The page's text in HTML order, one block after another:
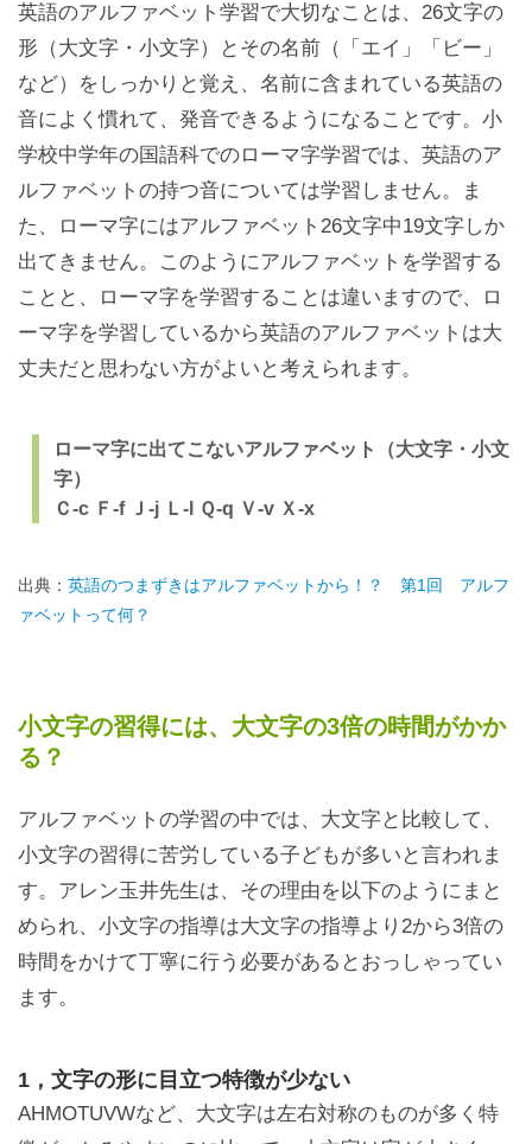
英語のアルファベット学習で大切なことは、26文字の
形（大文字・小文字）とその名前（「エイ」「ビー」
など）をしっかりと覚え、名前に含まれている英語の
音によく慣れて、発音できるようになることです。小
学校中学年の国語科でのローマ字学習では、英語のア
ルファベットの持つ音については学習しません。ま
た、ローマ字にはアルファベット26文字中19文字しか
出てきません。このようにアルファベットを学習する
ことと、ローマ字を学習することは違いますので、ロ
ーマ字を学習しているから英語のアルファベットは大
丈夫だと思わない方がよいと考えられます。
ローマ字に出てこないアルファベット（大文字・小文
字）
Ｃ-c Ｆ-f Ｊ-j Ｌ-l Ｑ-q Ｖ-v Ｘ-x
出典： 英語のつまずきはアルファベットから！？ 第1回 アルフ
ァベットって何？
小文字の習得には、大文字の3倍の時間がかか
る？
アルファベットの学習の中では、大文字と比較して、
小文字の習得に苦労している子どもが多いと言われま
す。アレン玉井先生は、その理由を以下のようにまと
められ、小文字の指導は大文字の指導より2から3倍の
時間をかけて丁寧に行う必要があるとおっしゃってい
ます。
1，文字の形に目立つ特徴が少ない
AHMOTUVWなど、大文字は左右対称のものが多く特